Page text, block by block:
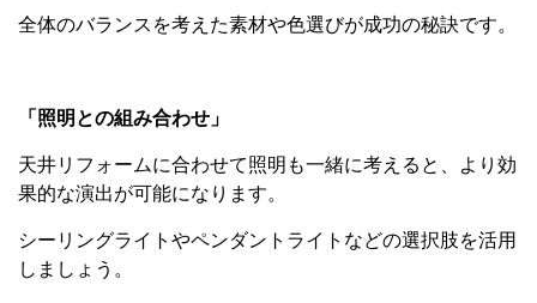
全体のバランスを考えた素材や色選びが成功の秘訣です。
「照明との組み合わせ」
天井リフォームに合わせて照明も一緒に考えると、より効
果的な演出が可能になります。
シーリングライトやペンダントライトなどの選択肢を活用
しましょう。